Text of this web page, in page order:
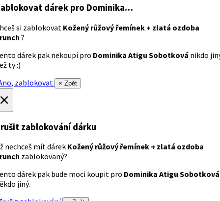
dárek pro Dominika…
si zablokovat Kožený růžový řemínek + zlatá ozdoba
?
dárek pak nekoupí pro Dominika Atigu Sobotková nikdo
ty :)
zablokovat
× Zpět
zablokování dárku
nechceš mít dárek Kožený růžový řemínek + zlatá ozdoba
zablokovaný?
dárek pak bude moci koupit pro Dominika Atigu Sobotková
jiný.